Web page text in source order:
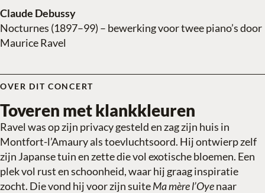
Claude Debussy
Nocturnes (1897–99) – bewerking voor twee piano’s door
Maurice Ravel
OVER DIT CONCERT
Toveren met klankkleuren
Ravel was op zijn privacy gesteld en zag zijn huis in
Montfort-l’Amaury als toevluchtsoord. Hij ontwierp zelf
zijn Japanse tuin en zette die vol exotische bloemen. Een
plek vol rust en schoonheid, waar hij graag inspiratie
zocht. Die vond hij voor zijn suiteMa mère l’Oyenaar